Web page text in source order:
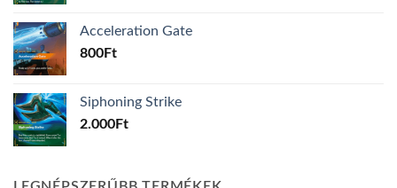
Acceleration Gate
800Ft
Siphoning Strike
2.000Ft